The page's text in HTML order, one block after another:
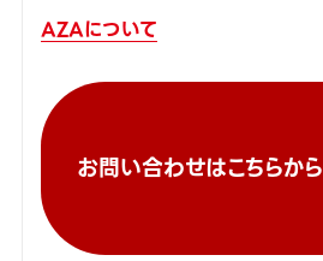
AZAについて
お問い合わせはこちらから